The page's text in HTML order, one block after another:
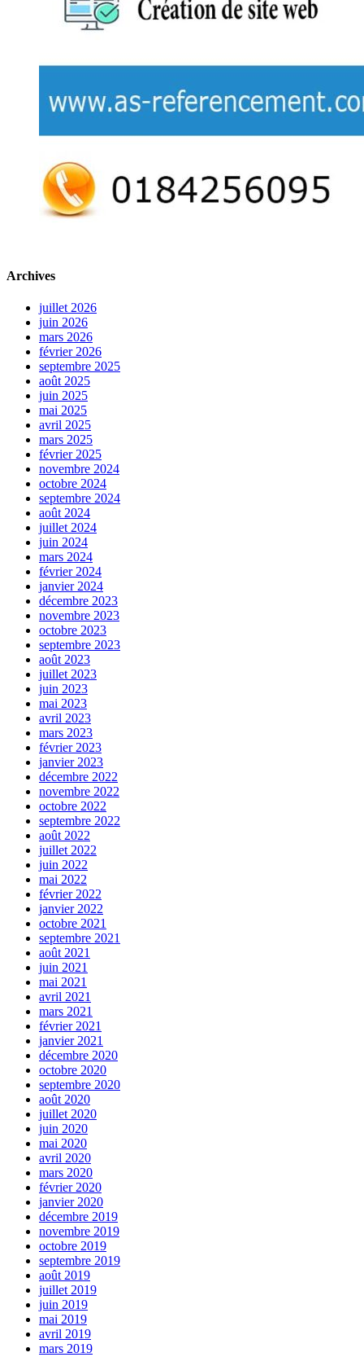
Archives
juillet 2026
juin 2026
mars 2026
février 2026
septembre 2025
août 2025
juin 2025
mai 2025
avril 2025
mars 2025
février 2025
novembre 2024
octobre 2024
septembre 2024
août 2024
juillet 2024
juin 2024
mars 2024
février 2024
janvier 2024
décembre 2023
novembre 2023
octobre 2023
septembre 2023
août 2023
juillet 2023
juin 2023
mai 2023
avril 2023
mars 2023
février 2023
janvier 2023
décembre 2022
novembre 2022
octobre 2022
septembre 2022
août 2022
juillet 2022
juin 2022
mai 2022
février 2022
janvier 2022
octobre 2021
septembre 2021
août 2021
juin 2021
mai 2021
avril 2021
mars 2021
février 2021
janvier 2021
décembre 2020
octobre 2020
septembre 2020
août 2020
juillet 2020
juin 2020
mai 2020
avril 2020
mars 2020
février 2020
janvier 2020
décembre 2019
novembre 2019
octobre 2019
septembre 2019
août 2019
juillet 2019
juin 2019
mai 2019
avril 2019
mars 2019